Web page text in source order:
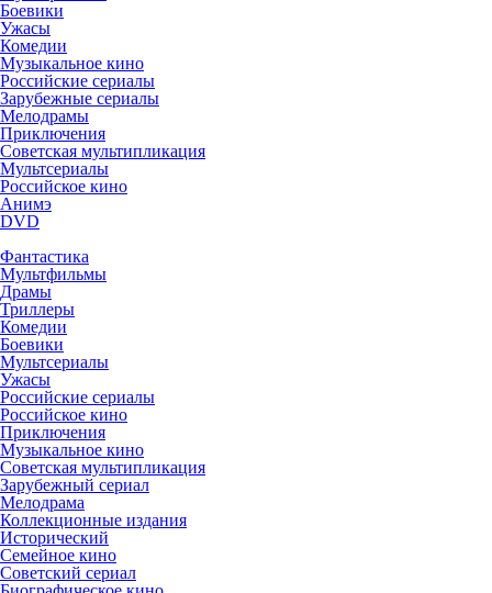
Боевики
Ужасы
Комедии
Музыкальное кино
Российские сериалы
Зарубежные сериалы
Мелодрамы
Приключения
Советская мультипликация
Мультсериалы
Российское кино
Анимэ
DVD
Фантастика
Мультфильмы
Драмы
Триллеры
Комедии
Боевики
Мультсериалы
Ужасы
Российские сериалы
Российское кино
Приключения
Музыкальное кино
Советская мультипликация
Зарубежный сериал
Мелодрама
Коллекционные издания
Исторический
Семейное кино
Советский сериал